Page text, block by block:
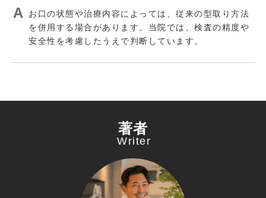
お口の状態や治療内容によっては、従来の型取り方法
を併用する場合があります。当院では、検査の精度や
安全性を考慮したうえで判断しています。
著者
Writer